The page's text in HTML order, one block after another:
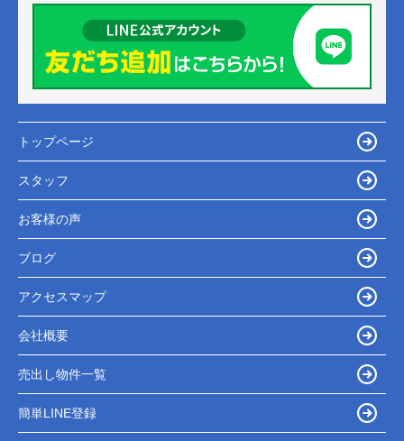
トップページ
スタッフ
お客様の声
ブログ
アクセスマップ
会社概要
売出し物件一覧
簡単LINE登録